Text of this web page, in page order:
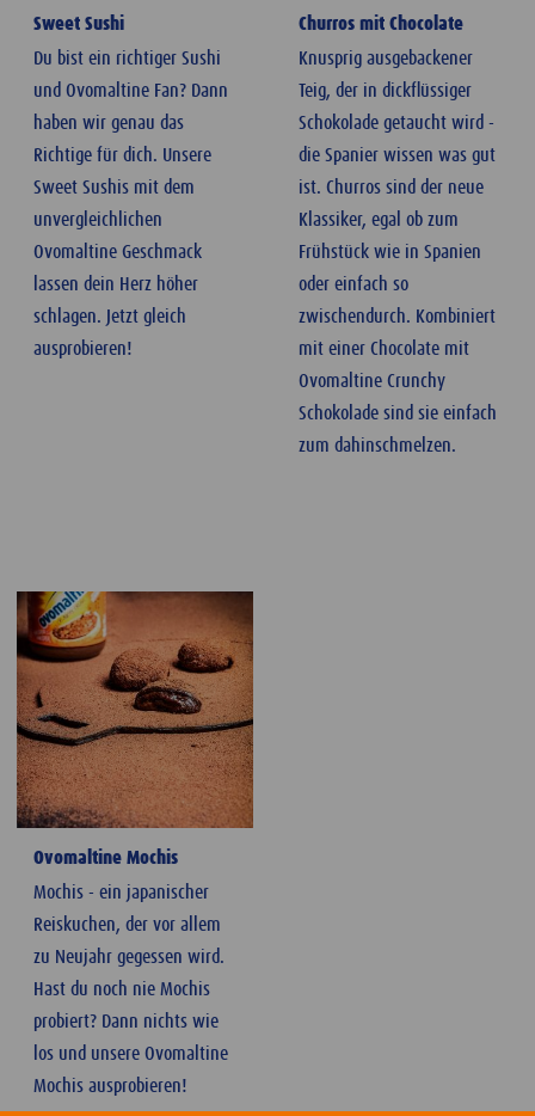
Sweet Sushi
Du bist ein richtiger Sushi
und Ovomaltine Fan? Dann
haben wir genau das
Richtige für dich. Unsere
Sweet Sushis mit dem
unvergleichlichen
Ovomaltine Geschmack
lassen dein Herz höher
schlagen. Jetzt gleich
ausprobieren!
Churros mit Chocolate
Knusprig ausgebackener
Teig, der in dickflüssiger
Schokolade getaucht wird -
die Spanier wissen was gut
ist. Churros sind der neue
Klassiker, egal ob zum
Frühstück wie in Spanien
oder einfach so
zwischendurch. Kombiniert
mit einer Chocolate mit
Ovomaltine Crunchy
Schokolade sind sie einfach
zum dahinschmelzen.
Ovomaltine Mochis
Mochis - ein japanischer
Reiskuchen, der vor allem
zu Neujahr gegessen wird.
Hast du noch nie Mochis
probiert? Dann nichts wie
los und unsere Ovomaltine
Mochis ausprobieren!